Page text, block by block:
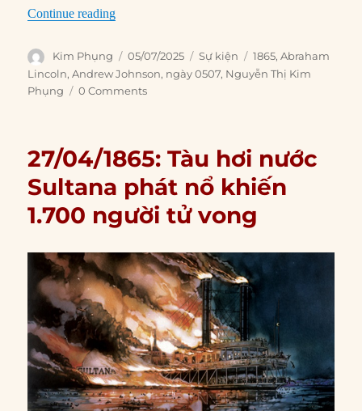
Continue reading“05/07/1865: Andrew Johnson ký lệnh hành
Author
Kim Phụng
Posted
on
05/07/2025 Categories
Sự kiện Tags
1865,Abraham
Lincoln,Andrew Johnson, ngày 0507, Nguyễn Thị Kim
Phụng
0 Comments
27/04/1865: Tàu hơi nước
Sultana phát nổ khiến
1.700 người tử vong